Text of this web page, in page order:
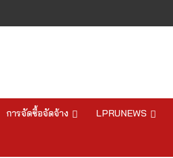
การจัดซื้อจัดจ้าง LPRUNEWS